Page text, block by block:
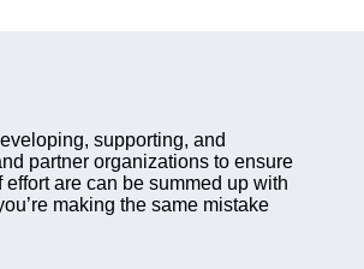
supporting, and
partner organizations to ensure
are can be summed up with
making the same mistake